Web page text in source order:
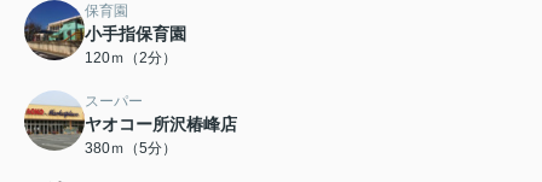
保育園
小手指保育園
120ｍ（2分）
スーパー
ヤオコー所沢椿峰店
380ｍ（5分）